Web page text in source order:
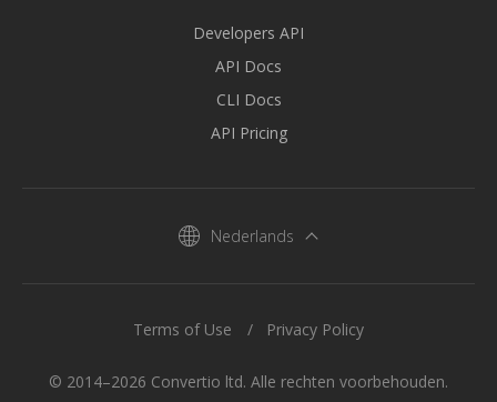
Developers API
API Docs
CLI Docs
API Pricing
Nederlands
© 2014–2026 Convertio ltd. Alle rechten voorbehouden.
Terms of Use Privacy Policy